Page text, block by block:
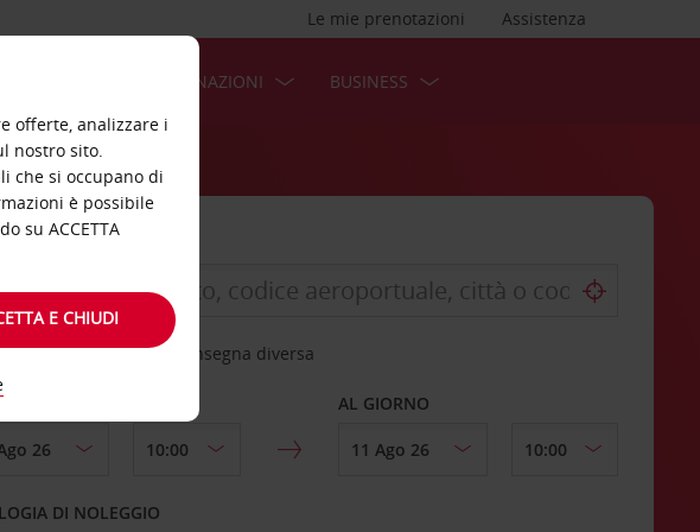
Assistenza
Le mie prenotazioni
DESTINAZIONI BUSINESS
una località di riconsegna diversa
AL GIORNO
DI NOLEGGIO
offerte, analizzare i
nostro sito.
che si occupano di
è possibile
su ACCETTA
E CHIUDI